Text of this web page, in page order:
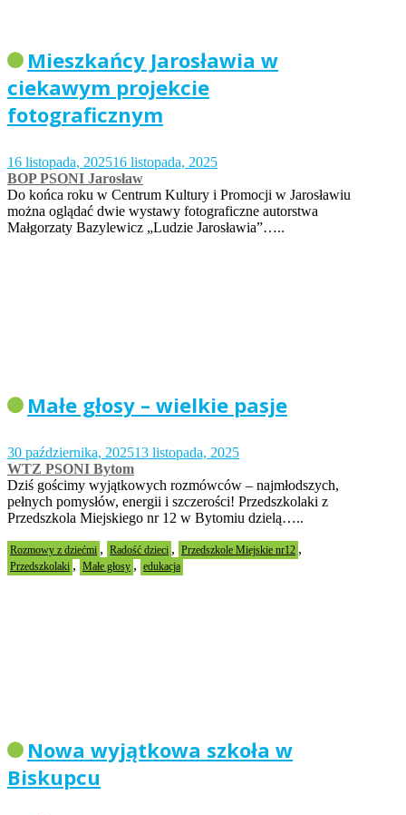
Mieszkańcy Jarosławia w
ciekawym projekcie
fotograficznym
16 listopada, 202516 listopada, 2025
BOP PSONI Jarosław
Do końca roku w Centrum Kultury i Promocji w Jarosławiu
można oglądać dwie wystawy fotograficzne autorstwa
Małgorzaty Bazylewicz „Ludzie Jarosławia”…..
Małe głosy – wielkie pasje
30 października, 202513 listopada, 2025
WTZ PSONI Bytom
Dziś gościmy wyjątkowych rozmówców – najmłodszych,
pełnych pomysłów, energii i szczerości! Przedszkolaki z
Przedszkola Miejskiego nr 12 w Bytomiu dzielą…..
Rozmowy z dziećmi , Radość dzieci , Przedszkole Miejskie nr12 ,
Przedszkolaki , Małe głosy , edukacja
Nowa wyjątkowa szkoła w
Biskupcu